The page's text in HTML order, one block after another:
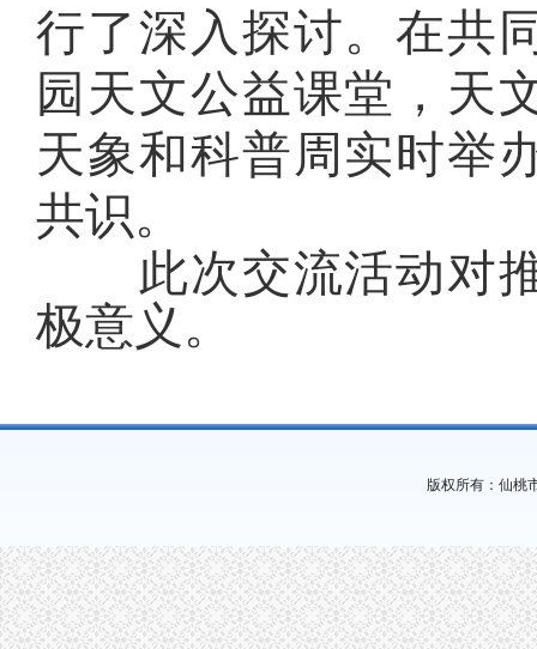
行了深入探讨。在共
园天文公益课堂，天
天象和科普周实时举
共识。
此次交流活动对
极意义 。
版权所有：仙桃